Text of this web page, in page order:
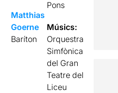
Matthias
Goerne
Baríton
Pons
Músics:
Orquestra
Simfònica
del Gran
Teatre del
Liceu